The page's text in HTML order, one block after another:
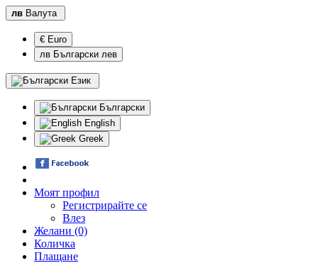
лв Валута
€ Euro
лв Български лев
Език
Български
English
Greek
Моят профил
Регистрирайте се
Влез
Желани (0)
Количка
Плащане